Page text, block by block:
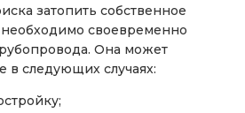
затопить собственное
своевременно
Она может
в следующих случаях: